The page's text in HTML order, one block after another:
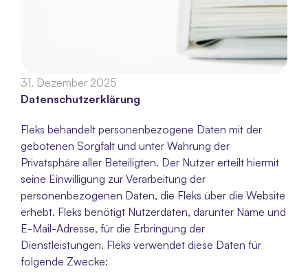
31. Dezember 2025
Datenschutzerklärung
Fleks behandelt personenbezogene Daten mit der
gebotenen Sorgfalt und unter Wahrung der
Privatsphäre aller Beteiligten. Der Nutzer erteilt hiermit
seine Einwilligung zur Verarbeitung der
personenbezogenen Daten, die Fleks über die Website
erhebt. Fleks benötigt Nutzerdaten, darunter Name und
E-Mail-Adresse, für die Erbringung der
Dienstleistungen. Fleks verwendet diese Daten für
folgende Zwecke: